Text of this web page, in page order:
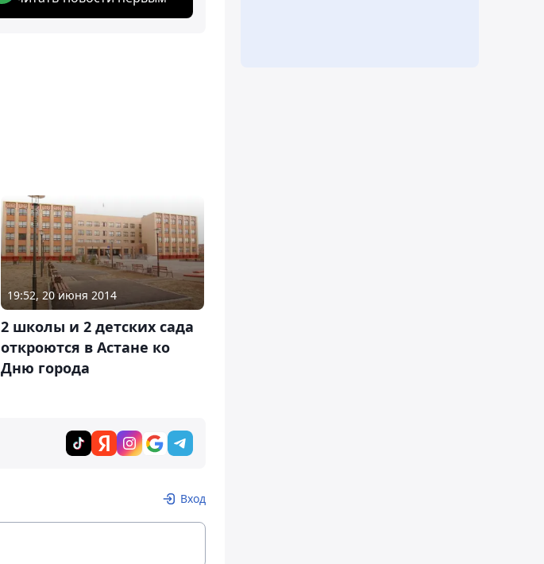
19:52, 20 июня 2014
2 школы и 2 детских сада
откроются в Астане ко
Дню города
Вход